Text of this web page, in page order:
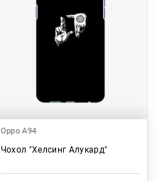
Oppo A94
Чохол "Хелсинг Алукард"